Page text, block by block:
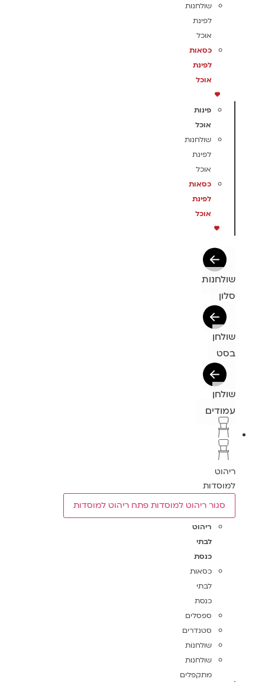
שולחנות
לפינת
אוכל
כסאות
לפינת
אוכל
פינות
אוכל
שולחנות
לפינת
אוכל
כסאות
לפינת
אוכל
שולחנות
סלון
שולחן
בסט
שולחן
עמודים
ריהוט
למוסדות
סגור ריהוט למוסדות פתח ריהוט למוסדות
ריהוט
לבתי
כנסת
כסאות
לבתי
כנסת
ספסלים
סטנדרים
שולחנות
שולחנות
מתקפלים